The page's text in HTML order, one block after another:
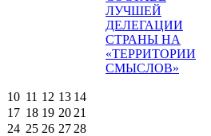
ЛУЧШЕЙ
ДЕЛЕГАЦИИ
СТРАНЫ НА
«ТЕРРИТОРИИ
СМЫСЛОВ»
10 11 12 13 14
17 18 19 20 21
24 25 26 27 28